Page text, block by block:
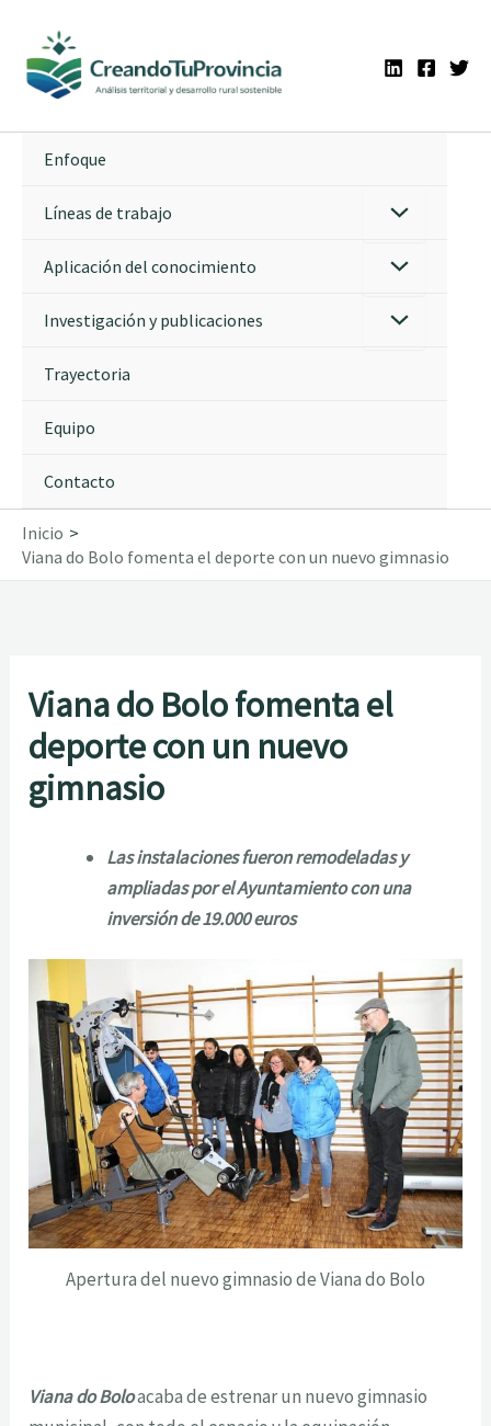
contenido
Enfoque
Líneas de trabajo
Aplicación del conocimiento
Investigación y publicaciones
Trayectoria
Equipo
Contacto
Inicio
Viana do Bolo fomenta el deporte con un nuevo gimnasio
Viana do Bolo fomenta el
deporte con un nuevo
gimnasio
Las instalaciones fueron remodeladas y
ampliadas por el Ayuntamiento con una
inversión de 19.000 euros
Apertura del nuevo gimnasio de Viana do Bolo
Viana do Boloacaba de estrenar un nuevo gimnasio